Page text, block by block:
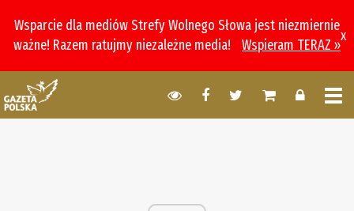
Wsparcie dla mediów Strefy Wolnego Słowa jest niezmiernie
ważne! Razem ratujmy niezależne media!
Wspieram TERAZ »
x